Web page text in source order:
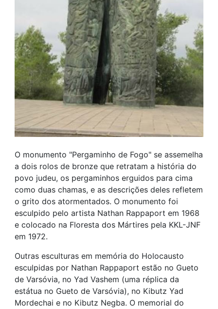
O monumento "Pergaminho de Fogo" se assemelha
a dois rolos de bronze que retratam a história do
povo judeu, os pergaminhos erguidos para cima
como duas chamas, e as descrições deles refletem
o grito dos atormentados. O monumento foi
esculpido pelo artista Nathan Rappaport em 1968
e colocado na Floresta dos Mártires pela KKL-JNF
em 1972.
Outras esculturas em memória do Holocausto
esculpidas por Nathan Rappaport estão no Gueto
de Varsóvia, no Yad Vashem (uma réplica da
estátua no Gueto de Varsóvia), no Kibutz Yad
Mordechai e no Kibutz Negba. O memorial do